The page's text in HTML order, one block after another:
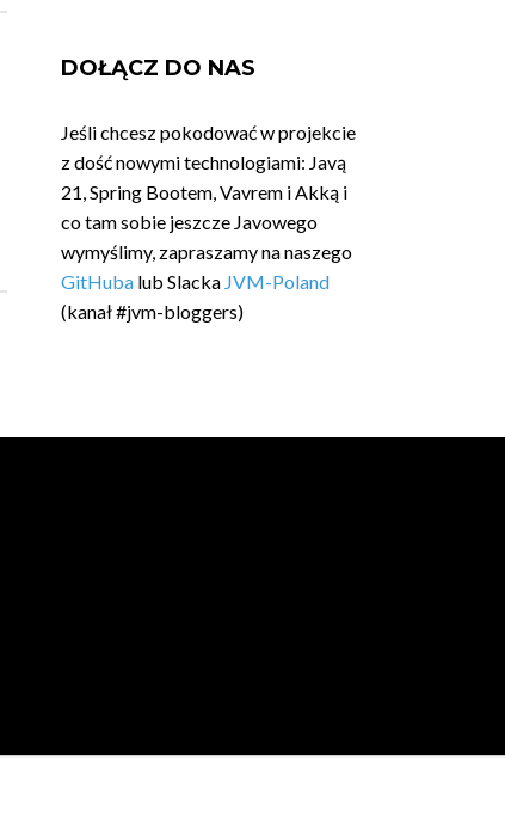
DOŁĄCZ DO NAS
Jeśli chcesz pokodować w projekcie
z dość nowymi technologiami: Javą
21, Spring Bootem, Vavrem i Akką i
co tam sobie jeszcze Javowego
wymyślimy, zapraszamy na naszego
GitHuba lub Slacka JVM-Poland
(kanał #jvm-bloggers)